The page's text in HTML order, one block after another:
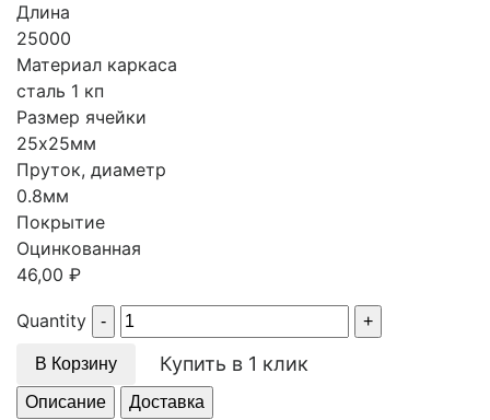
Длина
25000
Материал каркаса
сталь 1 кп
Размер ячейки
25х25мм
Пруток, диаметр
0.8мм
Покрытие
Оцинкованная
46,00 ₽
Quantity
В Корзину Купить в 1 клик
Описание Доставка